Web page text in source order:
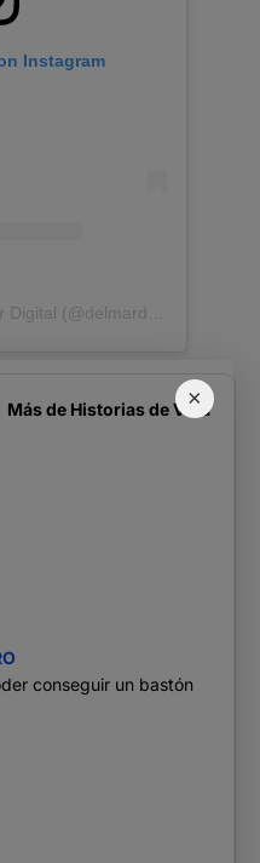
×
Instagram
Más de Historias de Vida
conseguir un bastón